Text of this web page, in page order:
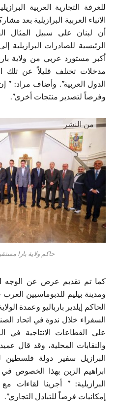
للغرفة التجارية العربية
الانباء العربية البرازيلية بعد
أن لبنان على سبيل المثال
الرئيسية للصادرات البرازيلية
أكبر مستورد عربي من ولاية
مدخلات تختلف قليلاً عن تلك
الدول العربية”. وأضاف مراد: ”
وفرصاً لتصدير منتجات أخرى”.
من النشر
حاكم ولاية بارا
كما تم تقديم عرض عن الوجه
ومدينة بيليم للدبوماسيين
الحاكم إيلدير بارباليو وعمدة
السفراء خلال ندوة في اتحاد
على القطاعات الانتاجية في
والنقابات المحلية، وقد قال
البرازيل سفير دولة فلسطين
ابراهيم الزبن بهذا الخصوص في
البرازيلية: ” أجرينا
إمكانيات فرصاً للتبادل التجاري”.